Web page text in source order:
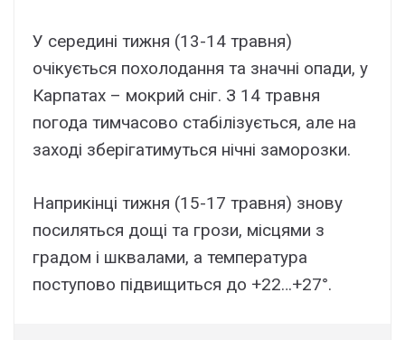
У середині тижня (13-14 травня)
очікується похолодання та значні опади, у
Карпатах – мокрий сніг. З 14 травня
погода тимчасово стабілізується, але на
заході зберігатимуться нічні заморозки.
Наприкінці тижня (15-17 травня) знову
посиляться дощі та грози, місцями з
градом і шквалами, а температура
поступово підвищиться до +22…+27°.